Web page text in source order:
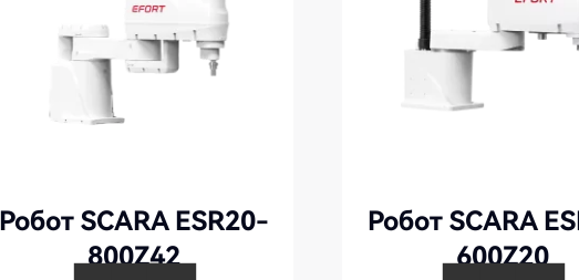
Робот SCARA ESR20-
800Z42
Робот SCARA
600Z20